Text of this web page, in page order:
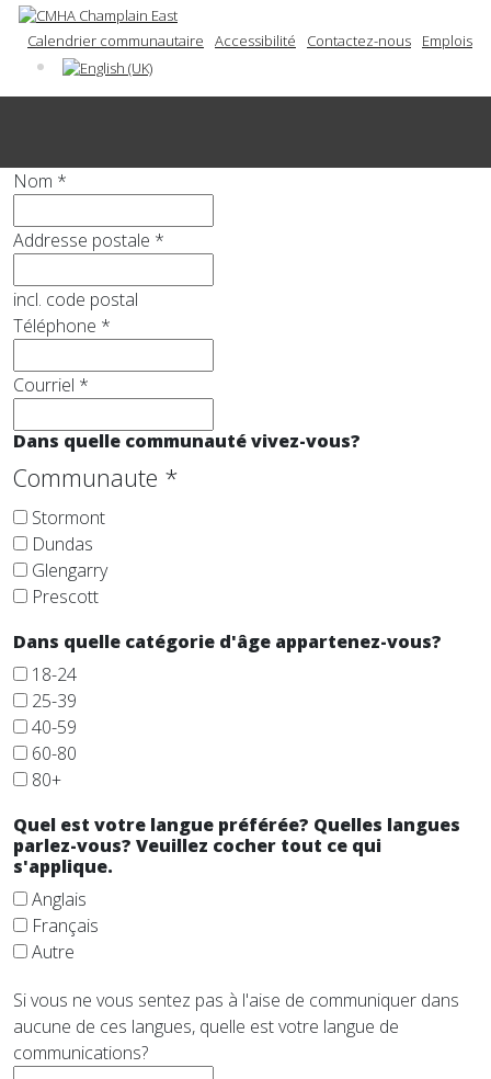
Calendrier communautaire Accessibilité Contactez-nous Emplois
Nom *
Addresse postale *
incl. code postal
Téléphone *
Courriel *
Dans quelle communauté vivez-vous?
Communaute *
Stormont
Dundas
Glengarry
Prescott
Dans quelle catégorie d'âge appartenez-vous?
18-24
25-39
40-59
60-80
80+
Quel est votre langue préférée? Quelles langues
parlez-vous? Veuillez cocher tout ce qui
s'applique.
Anglais
Français
Autre
Si vous ne vous sentez pas à l'aise de communiquer dans
aucune de ces langues, quelle est votre langue de
communications?